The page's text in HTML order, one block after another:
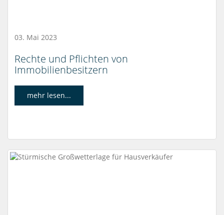
03. Mai 2023
Rechte und Pflichten von
Immobilienbesitzern
mehr lesen...